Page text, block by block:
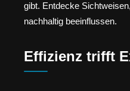
gibt. Entdecke
nachhaltig beeinflussen.
Effizienz trifft